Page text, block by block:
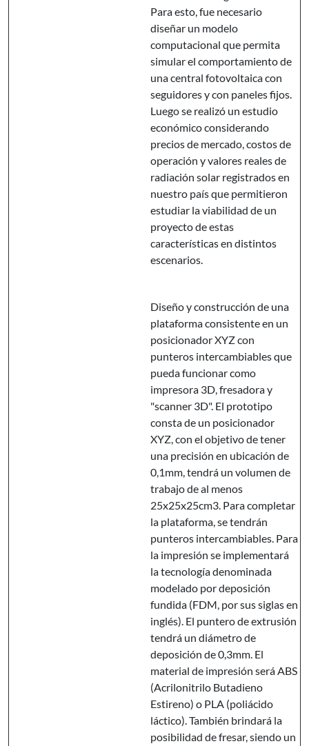
Para esto, fue necesario
diseñar un modelo
computacional que permita
simular el comportamiento de
una central fotovoltaica con
seguidores y con paneles fijos.
Luego se realizó un estudio
económico considerando
precios de mercado, costos de
operación y valores reales de
radiación solar registrados en
nuestro país que permitieron
estudiar la viabilidad de un
proyecto de estas
características en distintos
escenarios.
Diseño y construcción de una
plataforma consistente en un
posicionador XYZ con
punteros intercambiables que
pueda funcionar como
impresora 3D, fresadora y
"scanner 3D". El prototipo
consta de un posicionador
XYZ, con el objetivo de tener
una precisión en ubicación de
0,1mm, tendrá un volumen de
trabajo de al menos
25x25x25cm3. Para completar
la plataforma, se tendrán
punteros intercambiables. Para
la impresión se implementará
la tecnología denominada
modelado por deposición
fundida (FDM, por sus siglas en
inglés). El puntero de extrusión
tendrá un diámetro de
deposición de 0,3mm. El
material de impresión será ABS
(Acrilonitrilo Butadieno
Estireno) o PLA (poliácido
láctico). También brindará la
posibilidad de fresar, siendo un